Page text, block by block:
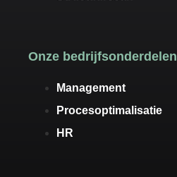
Onze bedrijfsonderdelen
Management
Procesoptimalisatie
HR